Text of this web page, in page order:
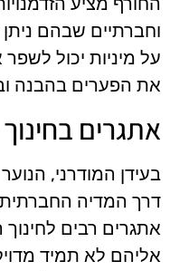
וחברתיים שבהם
על מיניות יכול
את הפערים בהבנה
אתגרים בחינוך
בעידן המודרני,
דרך המדיה החברתית
אתגרים רבים
אליהם לא תמיד